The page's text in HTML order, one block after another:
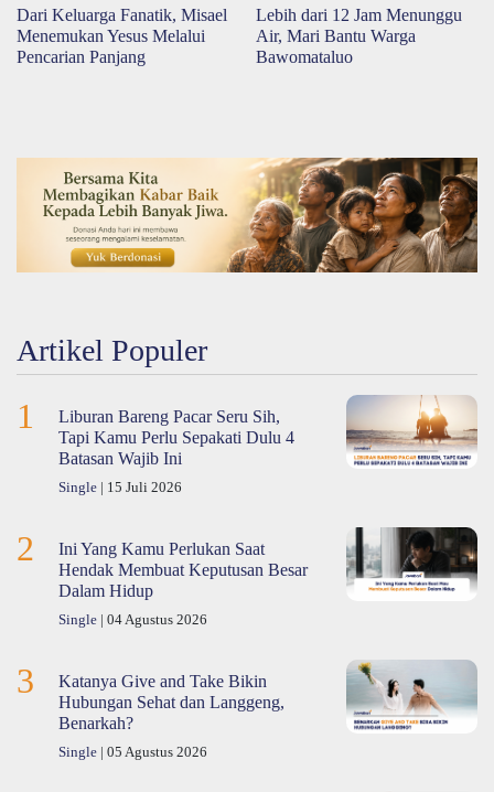
Dari Keluarga Fanatik, Misael
Menemukan Yesus Melalui
Pencarian Panjang
Lebih dari 12 Jam Menunggu
Air, Mari Bantu Warga
Bawomataluo
Artikel Populer
1
Liburan Bareng Pacar Seru Sih,
Tapi Kamu Perlu Sepakati Dulu 4
Batasan Wajib Ini
Single | 15 Juli 2026
2
Ini Yang Kamu Perlukan Saat
Hendak Membuat Keputusan Besar
Dalam Hidup
Single | 04 Agustus 2026
3
Katanya Give and Take Bikin
Hubungan Sehat dan Langgeng,
Benarkah?
Single | 05 Agustus 2026